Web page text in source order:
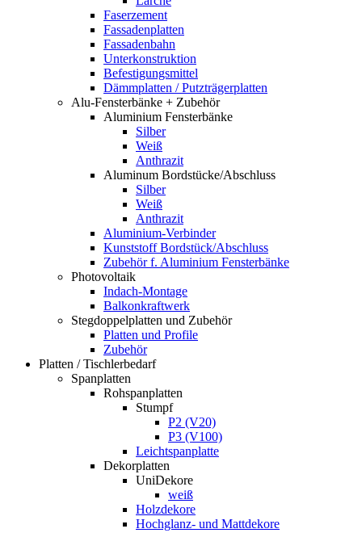
Faserzement
Fassadenplatten
Fassadenbahn
Unterkonstruktion
Befestigungsmittel
Dämmplatten / Putzträgerplatten
Alu-Fensterbänke + Zubehör
Aluminium Fensterbänke
Silber
Weiß
Anthrazit
Aluminum Bordstücke/Abschluss
Silber
Weiß
Anthrazit
Aluminium-Verbinder
Kunststoff Bordstück/Abschluss
Zubehör f. Aluminium Fensterbänke
Photovoltaik
Indach-Montage
Balkonkraftwerk
Stegdoppelplatten und Zubehör
Platten und Profile
Zubehör
Platten / Tischlerbedarf
Spanplatten
Rohspanplatten
Stumpf
P2 (V20)
P3 (V100)
Leichtspanplatte
Dekorplatten
UniDekore
weiß
Holzdekore
Hochglanz- und Mattdekore